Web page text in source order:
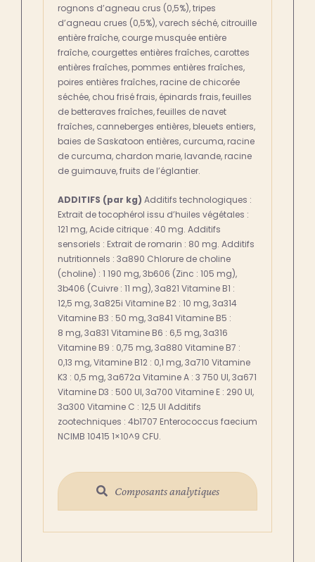
rognons d’agneau crus (0,5%), tripes
d’agneau crues (0,5%), varech séché, citrouille
entière fraîche, courge musquée entière
fraîche, courgettes entières fraîches, carottes
entières fraîches, pommes entières fraîches,
poires entières fraîches, racine de chicorée
séchée, chou frisé frais, épinards frais, feuilles
de betteraves fraîches, feuilles de navet
fraîches, canneberges entières, bleuets entiers,
baies de Saskatoon entières, curcuma, racine
de curcuma, chardon marie, lavande, racine
de guimauve, fruits de l’églantier.
ADDITIFS (par kg) Additifs technologiques :
Extrait de tocophérol issu d’huiles végétales :
121 mg, Acide citrique : 40 mg. Additifs
sensoriels : Extrait de romarin : 80 mg. Additifs
nutritionnels : 3a890 Chlorure de choline
(choline) : 1 190 mg, 3b606 (Zinc : 105 mg),
3b406 (Cuivre : 11 mg), 3a821 Vitamine B1 :
12,5 mg, 3a825i Vitamine B2 : 10 mg, 3a314
Vitamine B3 : 50 mg, 3a841 Vitamine B5 :
8 mg, 3a831 Vitamine B6 : 6,5 mg, 3a316
Vitamine B9 : 0,75 mg, 3a880 Vitamine B7 :
0,13 mg, Vitamine B12 : 0,1 mg, 3a710 Vitamine
K3 : 0,5 mg, 3a672a Vitamine A : 3 750 UI, 3a671
Vitamine D3 : 500 UI, 3a700 Vitamine E : 290 UI,
3a300 Vitamine C : 12,5 UI Additifs
zootechniques : 4b1707 Enterococcus faecium
NCIMB 10415 1×10^9 CFU.
Composants analytiques